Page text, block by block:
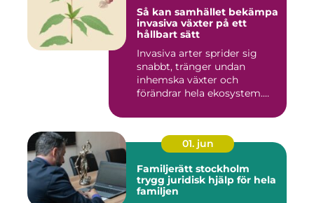
Så kan samhället bekämpa
invasiva växter på ett
hållbart sätt
Invasiva arter sprider sig
snabbt, tränger undan
inhemska växter och
förändrar hela ekosystem.
01. jun
Familjerätt stockholm
trygg juridisk hjälp för hela
familjen